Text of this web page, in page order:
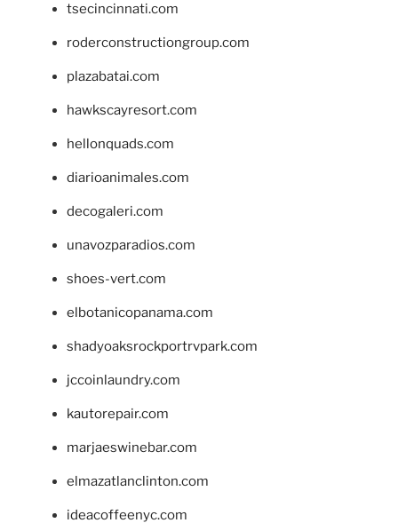
tsecincinnati.com
roderconstructiongroup.com
plazabatai.com
hawkscayresort.com
hellonquads.com
diarioanimales.com
decogaleri.com
unavozparadios.com
shoes-vert.com
elbotanicopanama.com
shadyoaksrockportrvpark.com
jccoinlaundry.com
kautorepair.com
marjaeswinebar.com
elmazatlanclinton.com
ideacoffeenyc.com